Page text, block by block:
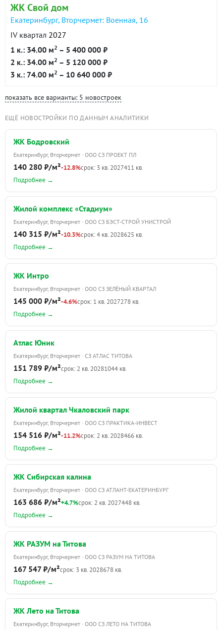
ЖК Свой дом
Екатеринбург, Вторчермет: Военная, 16
IV квартал 2027
1 к.: 34.00 м2 – 5 400 000 ₽
2 к.: 34.00 м2 – 5 120 000 ₽
3 к.: 74.00 м2 – 10 640 000 ₽
показать все варианты: 5 новостроек
ЕЩЁ НОВОСТРОЙКИ ПО ДАННЫМ АНАЛИТИКИ
ЖК Бодровский
Екатеринбург, Вторчермет · ООО СЗ ПРОЕКТ ПЛ
140 280 ₽/м²-12.8%срок: 3 кв. 2027411 кв.
Подробнее →
Жилой комплекс «Стадиум»
Екатеринбург, Вторчермет · ООО СЗ БЭСТ-СТРОЙ УНИСТРОЙ
140 315 ₽/м²-10.3%срок: 4 кв. 2028625 кв.
Подробнее →
ЖК Интро
Екатеринбург, Вторчермет · ООО СЗ ЗЕЛЁНЫЙ КВАРТАЛ
145 000 ₽/м²-4.6%срок: 1 кв. 2027278 кв.
Подробнее →
Атлас Юник
Екатеринбург, Вторчермет · СЗ АТЛАС ТИТОВА
151 789 ₽/м²срок: 2 кв. 20281044 кв.
Подробнее →
Жилой квартал Чкаловский парк
Екатеринбург, Вторчермет · ООО СЗ ПРАКТИКА-ИНВЕСТ
154 516 ₽/м²-11.2%срок: 2 кв. 2028466 кв.
Подробнее →
ЖК Сибирская калина
Екатеринбург, Вторчермет · ООО СЗ АТЛАНТ-ЕКАТЕРИНБУРГ
163 686 ₽/м²+4.7%срок: 2 кв. 2027448 кв.
Подробнее →
ЖК РАЗУМ на Титова
Екатеринбург, Вторчермет · ООО СЗ РАЗУМ НА ТИТОВА
167 547 ₽/м²срок: 3 кв. 2028678 кв.
Подробнее →
ЖК Лето на Титова
Екатеринбург, Вторчермет · ООО СЗ ЛЕТО НА ТИТОВА